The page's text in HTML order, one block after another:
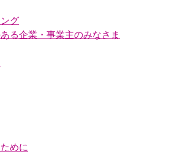
グ
る企業・事業主のみなさま
めに